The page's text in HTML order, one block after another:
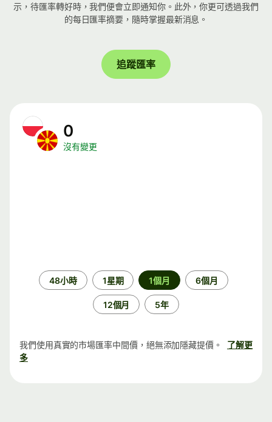
示，待匯率轉好時，我們便會立即通知你。此外，你更可透過我們
的每日匯率摘要，隨時掌握最新消息。
追蹤匯率
0
沒有變更
48小時 1星期 1個月 6個月
12個月 5年
我們使用真實的市場匯率中間價，絕無添加隱藏提價。
了解更
多